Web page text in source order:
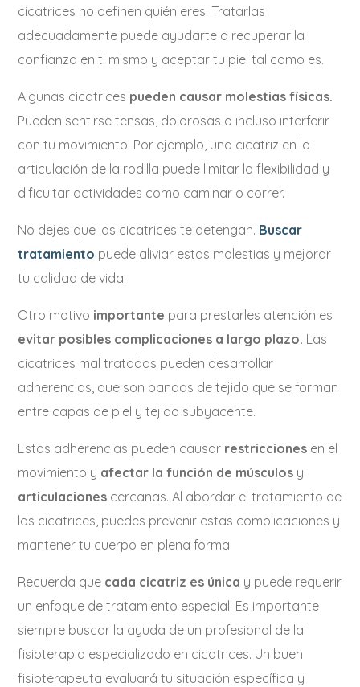
cicatrices no definen quién eres. Tratarlas
adecuadamente puede ayudarte a recuperar la
confianza en ti mismo y aceptar tu piel tal como es.
Algunas cicatrices pueden causar molestias físicas.
Pueden sentirse tensas, dolorosas o incluso interferir
con tu movimiento. Por ejemplo, una cicatriz en la
articulación de la rodilla puede limitar la flexibilidad y
dificultar actividades como caminar o correr.
No dejes que las cicatrices te detengan. Buscar
tratamiento puede aliviar estas molestias y mejorar
tu calidad de vida.
Otro motivo importante para prestarles atención es
evitar posibles complicaciones a largo plazo. Las
cicatrices mal tratadas pueden desarrollar
adherencias, que son bandas de tejido que se forman
entre capas de piel y tejido subyacente.
Estas adherencias pueden causar restricciones en el
movimiento y afectar la función de músculos y
articulaciones cercanas. Al abordar el tratamiento de
las cicatrices, puedes prevenir estas complicaciones y
mantener tu cuerpo en plena forma.
Recuerda que cada cicatriz es única y puede requerir
un enfoque de tratamiento especial. Es importante
siempre buscar la ayuda de un profesional de la
fisioterapia especializado en cicatrices. Un buen
fisioterapeuta evaluará tu situación específica y